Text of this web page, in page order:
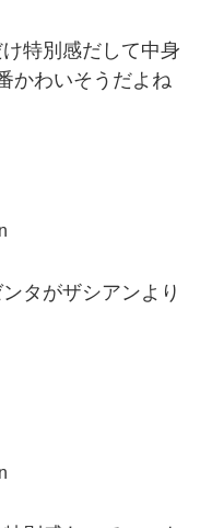
特別感だして中身
かわいそうだよね
タがザシアンより